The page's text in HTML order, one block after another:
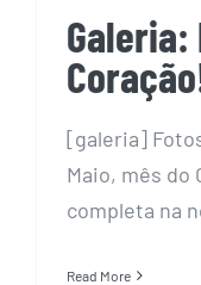
Galeria:
[galeria]
Maio, mês do
completa na
Read More